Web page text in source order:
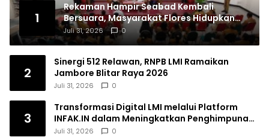
1
Rekaman Hampir Seabad Kembali
Bersuara, Masyarakat Flores Hidupkan
Lagi Ingatan Leluhur
Juli 31, 2026 0
2
Sinergi 512 Relawan, RNPB LMI Ramaikan
Jambore Blitar Raya 2026
Juli 31, 2026 0
3
Transformasi Digital LMI melalui Platform
INFAK.IN dalam Meningkatkan Penghimpunan
Dana Filantropi Islam
Juli 31, 2026 0